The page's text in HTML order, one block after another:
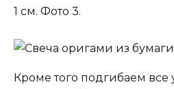
1 см. Фото 3.
Кроме того подгибаем все